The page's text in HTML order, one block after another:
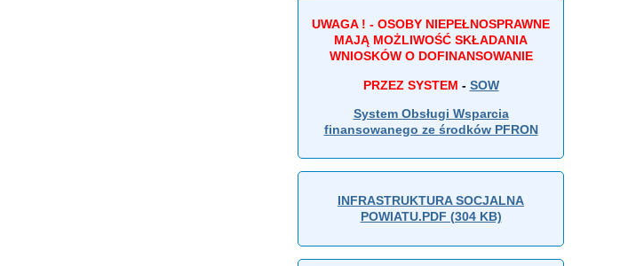
UWAGA ! - OSOBY NIEPEŁNOSPRAWNE
MAJĄ MOŻLIWOŚĆ SKŁADANIA
WNIOSKÓW O DOFINANSOWANIE
PRZEZ SYSTEM - SOW
System Obsługi Wsparcia
finansowanego ze środków PFRON
INFRASTRUKTURA SOCJALNA
POWIATU.PDF (304 KB)